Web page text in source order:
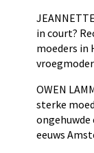
in court?
moeders in
OWEN
sterke
ongehuwde
eeuws